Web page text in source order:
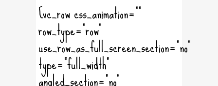
[vc_row css_animation=""
row_type="row"
use_row_as_full_screen_section="no"
type="full_width"